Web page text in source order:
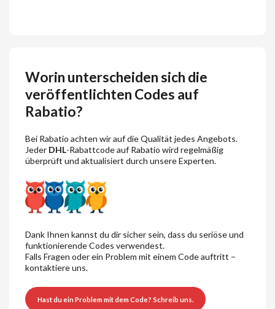
Worin unterscheiden sich die
veröffentlichten Codes auf
Rabatio?
Bei Rabatio achten wir auf die Qualität jedes Angebots.
Jeder DHL-Rabattcode auf Rabatio wird regelmäßig
überprüft und aktualisiert durch unsere Experten.
Dank Ihnen kannst du dir sicher sein, dass du seriöse und
funktionierende Codes verwendest.
Falls Fragen oder ein Problem mit einem Code auftritt –
kontaktiere uns.
Hast du ein Problem mit dem Code? Schreib uns.